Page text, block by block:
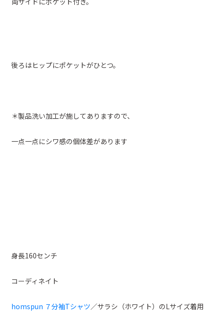
後ろはヒップにポケットがひとつ。
＊製品洗い加工が施してありますので、
一点一点にシワ感の個体差があります
身長160センチ
コーディネイト
homspun ７分袖Tシャツ／サラシ（ホワイト）のLサイズ着用